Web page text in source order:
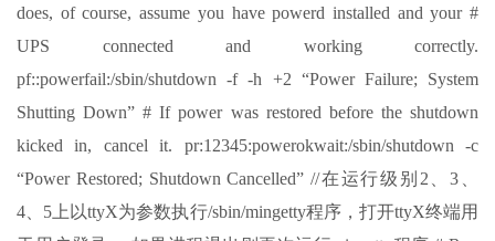
does, of course, assume you have powerd installed and your #
UPS connected and working correctly.
pf::powerfail:/sbin/shutdown -f -h +2 “Power Failure; System
Shutting Down” # If power was restored before the shutdown
kicked in, cancel it. pr:12345:powerokwait:/sbin/shutdown -c
“Power Restored; Shutdown Cancelled” //在运行级别2、3、
4、5上以ttyX为参数执行/sbin/mingetty程序，打开ttyX终端用